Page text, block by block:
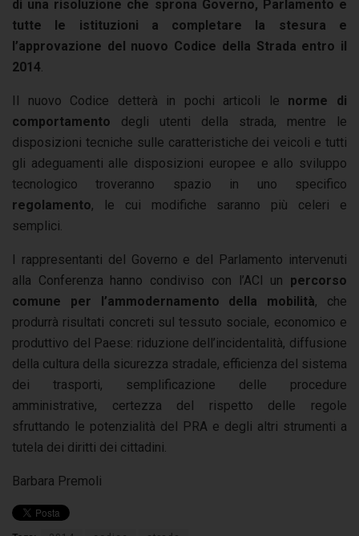
di una risoluzione che sprona Governo, Parlamento e
tutte le istituzioni a completare la stesura e
l’approvazione del nuovo Codice della Strada entro il
2014
Il nuovo Codice detterà in pochi articoli le norme di
comportamento degli utenti della strada, mentre le
disposizioni tecniche sulle caratteristiche dei veicoli e tutti
gli adeguamenti alle disposizioni europee e allo sviluppo
tecnologico troveranno spazio in uno specifico
regolamento, le cui modifiche saranno più celeri e
semplici.
I rappresentanti del Governo e del Parlamento intervenuti
alla Conferenza hanno condiviso con l’ACI un percorso
comune per l’ammodernamento della mobilità, che
produrrà risultati concreti sul tessuto sociale, economico e
produttivo del Paese: riduzione dell’incidentalità, diffusione
della cultura della sicurezza stradale, efficienza del sistema
dei trasporti, semplificazione delle procedure
amministrative, certezza del rispetto delle regole
sfruttando le potenzialità del PRA e degli altri strumenti a
tutela dei diritti dei cittadini.
Barbara Premoli